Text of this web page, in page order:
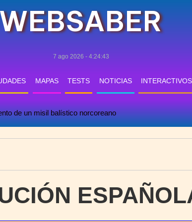
7 ago 2026 - 4:24:43
MAPAS TESTS NOTICIAS INTERACTIVOS
de un misil balístico norcoreano